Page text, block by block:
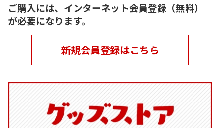
ご購入には、インターネット会員登録（無料）
が必要になります。
新規会員登録はこちら